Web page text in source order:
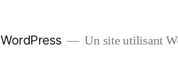
WordPress Un site utilisant